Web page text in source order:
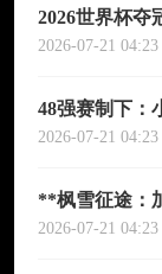
2026世界杯夺
最新榜单出炉
2026-07-21 04:23
48强赛制下：
槛推演
2026-07-21 04:23
**枫雪征途：
2026-07-21 04:23